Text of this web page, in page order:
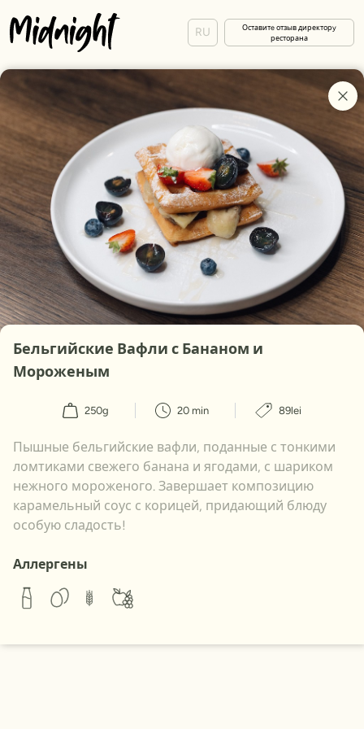
RU
Оставитe отзыв директорy
ресторана
Бельгийские Вафли с Бананом и
Мороженым
250g 20 min 89lei
Пышные бельгийские вафли, поданные с тонкими
ломтиками свежего банана и ягодами, с шариком
нежного мороженого. Завершает композицию
карамельный соус с корицей, придающий блюду
особую сладость!
Аллергены